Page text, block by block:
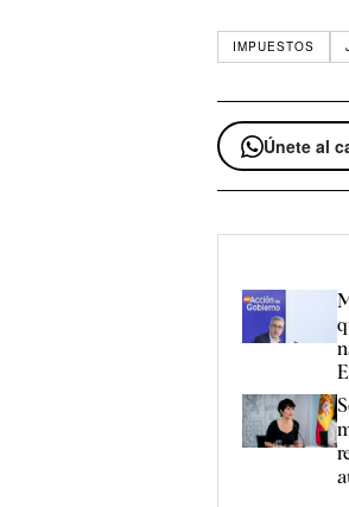
IMPUESTOS
Únete al